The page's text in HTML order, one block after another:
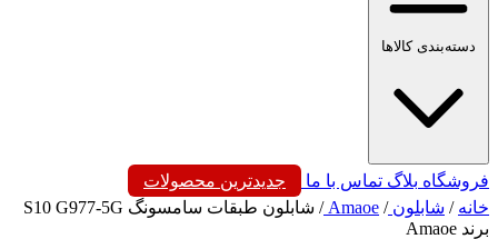
دسته‌بندی کالاها
فروشگاه بلاگ تماس با ما
جدیدترین محصولات
خانه / شابلون/
Amaoe
/
شابلون طبقات سامسونگ S10 G977-5G
برند Amaoe